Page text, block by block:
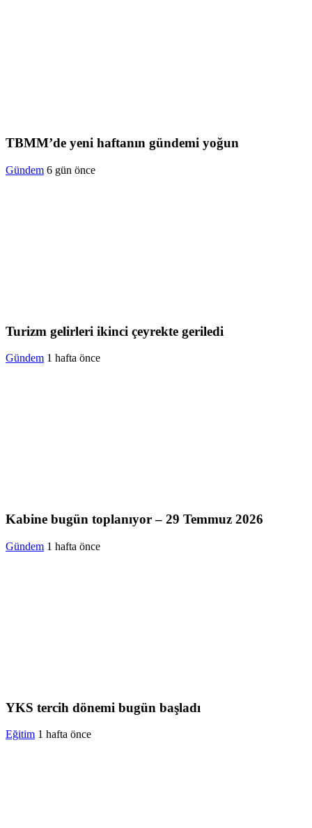
TBMM’de yeni haftanın gündemi yoğun
Gündem 6 gün önce
Turizm gelirleri ikinci çeyrekte geriledi
Gündem 1 hafta önce
Kabine bugün toplanıyor – 29 Temmuz 2026
Gündem 1 hafta önce
YKS tercih dönemi bugün başladı
Eğitim 1 hafta önce